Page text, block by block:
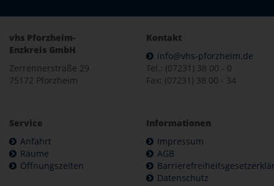
vhs Pforzheim-
Enzkreis GmbH
Zerrennerstraße 29
75172 Pforzheim
Kontakt
info@vhs-pforzheim.de
Tel.: (07231) 38 00 - 0
Fax: (07231) 38 00 - 34
Service
Anfahrt
Räume
Öffnungszeiten
Informationen
Impressum
AGB
Datenschutz